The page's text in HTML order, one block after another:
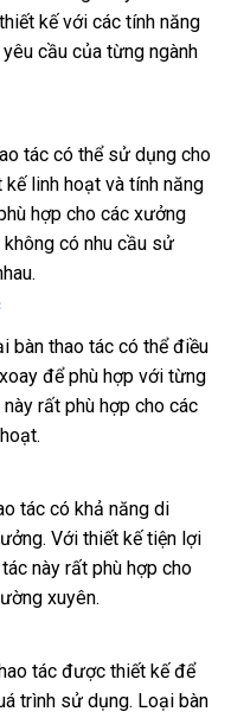
kế với các tính năng
cầu của từng ngành
tác có thể sử dụng cho
linh hoạt và tính năng
hợp cho các xưởng
có nhu cầu sử
bàn thao tác có thể điều
để phù hợp với từng
rất phù hợp cho các
tác có khả năng di
Với thiết kế tiện lợi
này rất phù hợp cho
xuyên.
tác được thiết kế để
trình sử dụng. Loại bàn